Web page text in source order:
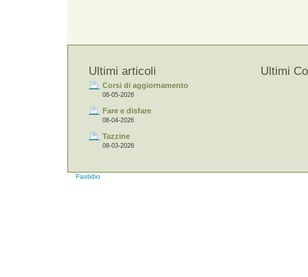
Ultimi articoli
Corsi di aggiornamento
08-05-2026
Fare e disfare
08-04-2026
Tazzine
08-03-2026
Ultimi
Fastidio